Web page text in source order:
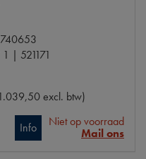
| 521171
excl. btw)
Info
Niet op voorraad
Mail ons